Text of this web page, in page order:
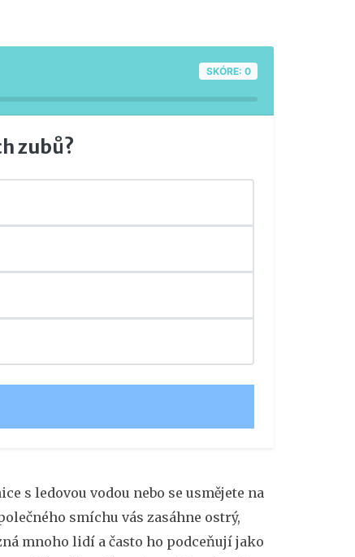
SKÓRE: 0
zubů?
s ledovou vodou nebo se usmějete na
smíchu vás zasáhne ostrý,
mnoho lidí a často ho podceňují jako